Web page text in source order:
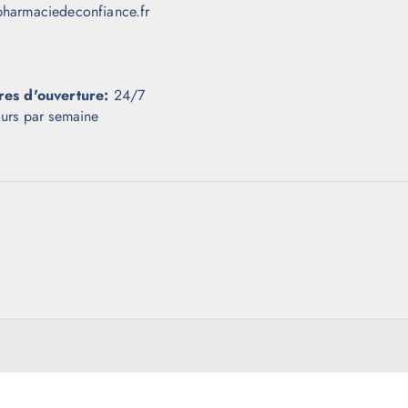
d'ouverture: 24/7
par semaine